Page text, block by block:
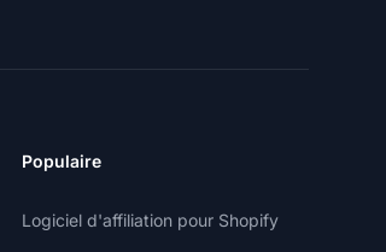
Populaire
Logiciel d'affiliation pour Shopify